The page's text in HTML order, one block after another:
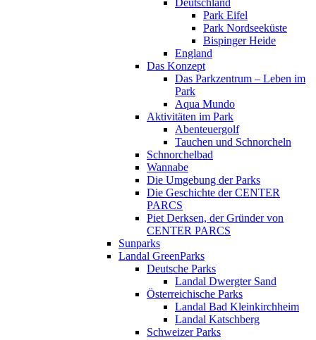
Deutschland
Park Eifel
Park Nordseeküste
Bispinger Heide
England
Das Konzept
Das Parkzentrum – Leben im
Park
Aqua Mundo
Aktivitäten im Park
Abenteuergolf
Tauchen und Schnorcheln
Schnorchelbad
Wannabe
Die Umgebung der Parks
Die Geschichte der CENTER
PARCS
Piet Derksen, der Gründer von
CENTER PARCS
Sunparks
Landal GreenParks
Deutsche Parks
Landal Dwergter Sand
Österreichische Parks
Landal Bad Kleinkirchheim
Landal Katschberg
Schweizer Parks